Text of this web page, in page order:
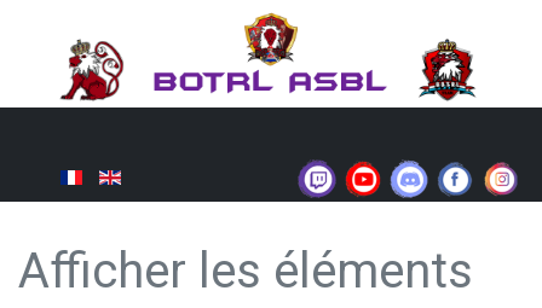
Afficher les éléments